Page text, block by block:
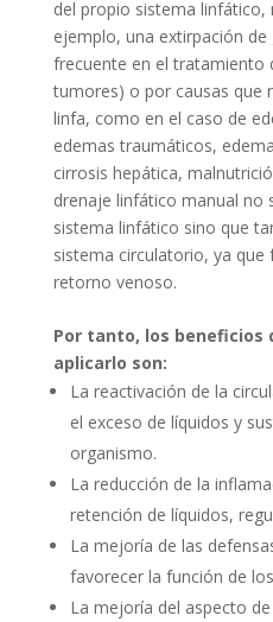
del propio sistema linfático,
ejemplo, una extirpación
frecuente en el tratamiento
tumores) o por causas que
linfa, como en el caso de
edemas traumáticos,
cirrosis hepática,
drenaje linfático manual no
sistema linfático sino que
sistema circulatorio, ya que
retorno venoso.
Por tanto, los beneficios
aplicarlo son:
La reactivación de la
el exceso de líquidos y
organismo.
La reducción de la
retención de líquidos,
La mejoría de las
favorecer la función de
La mejoría del aspecto